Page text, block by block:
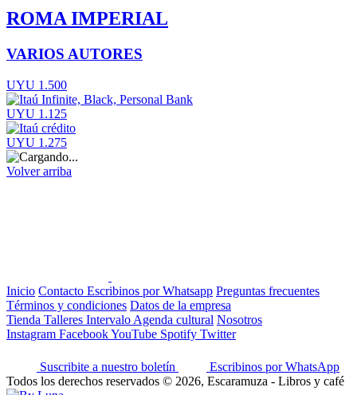
ROMA IMPERIAL
VARIOS AUTORES
UYU 1.500
UYU 1.125
UYU 1.275
Volver arriba
Inicio Contacto Escribinos por Whatsapp Preguntas frecuentes
Términos y condiciones Datos de la empresa
Tienda Talleres Intervalo Agenda cultural Nosotros
Instagram FacebookYouTube Spotify Twitter
Suscribite a nuestro boletín
Escribinos por WhatsApp
Todos los derechos reservados © 2026, Escaramuza - Libros y café